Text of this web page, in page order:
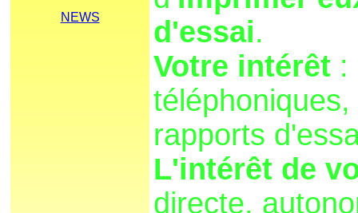
NEWS
d'essai.
Votre intérêt :
rapports
L'intérêt de
directe,